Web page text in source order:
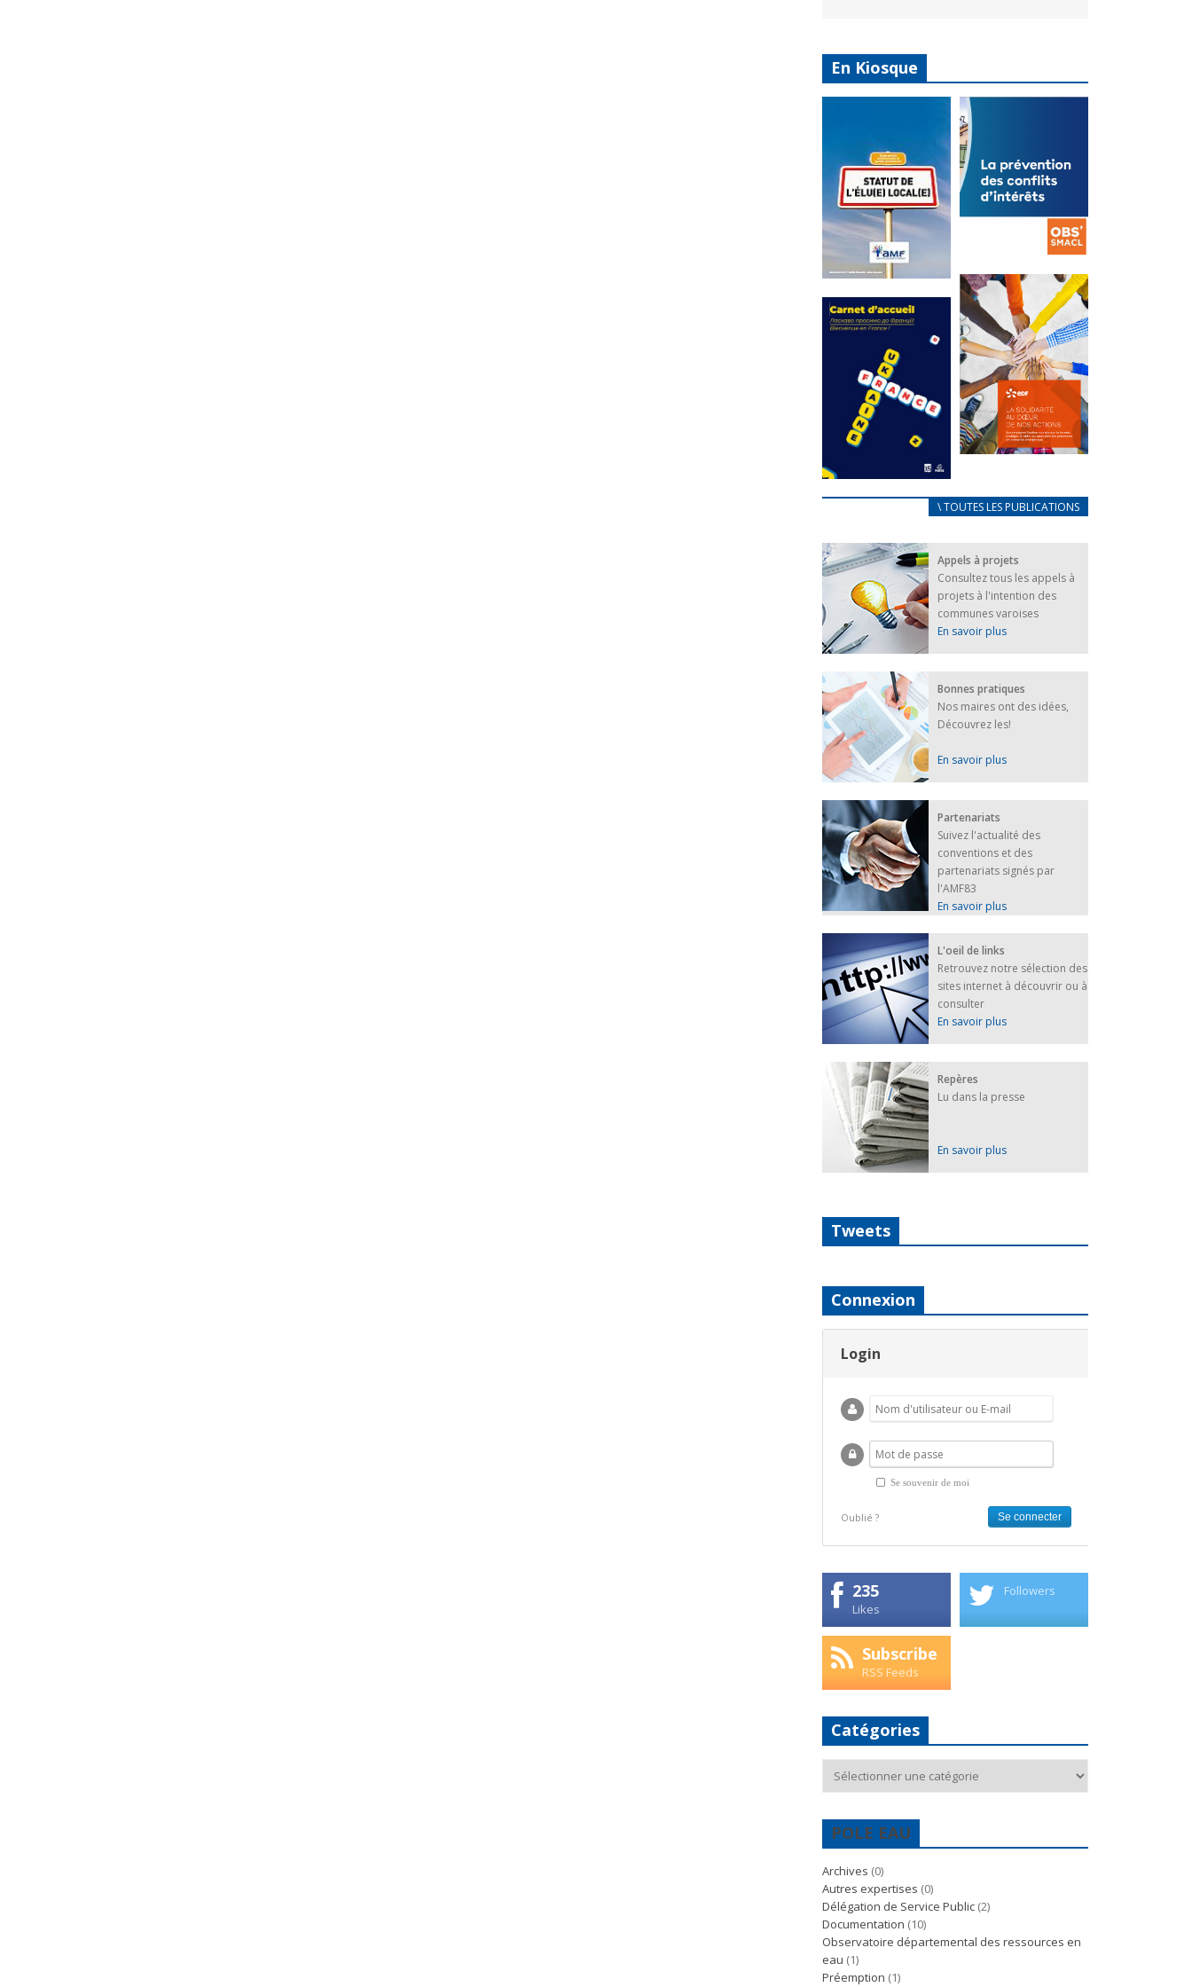
En Kiosque
Statut de
l’élu local
Mise à jour avril
2024
FEUILLETER
La
prévention
des conflits
d’intérêts
18 septembre 2023
FEUILLETER
au coeur de
nos actions
FEUILLETER
FRANÇAIS/UKRAINIEN
25 avril 2022
Afin
d’accompagner
au mieux les
réfugiés
ukrainiens arrivés
en France,...
FEUILLETER
\ TOUTES LES PUBLICATIONS
Appels à projets
Consultez tous les appels à
projets à l'intention des
communes varoises
En savoir plus
Bonnes pratiques
Nos maires ont des idées,
Découvrez les!
En savoir plus
Partenariats
Suivez l'actualité des
conventions et des
partenariats signés par
l'AMF83
En savoir plus
L'oeil de links
Retrouvez notre sélection des
sites internet à découvrir ou à
consulter
En savoir plus
Repères
Lu dans la presse
En savoir plus
Tweets
Connexion
Login
Se souvenir de moi
Oublié ?
235
Likes
Followers
Subscribe
RSS Feeds
Catégories
POLE EAU
Archives (0)
Autres expertises (0)
Délégation de Service Public (2)
Documentation (10)
Observatoire départemental des ressources en
eau (1)
Préemption (1)